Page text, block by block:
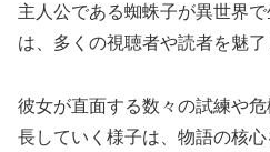
主人公である蜘蛛子が異世界
は、多くの視聴者や読者を魅了
彼女が直面する数々の試練や
長していく様子は、物語の核心